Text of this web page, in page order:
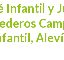
Infantil y